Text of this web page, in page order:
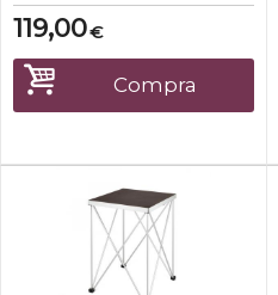
alluminio.Caratteristiche-
dimensione 50x50 cm-
Altezza 100cm-Ripiano in
Multistrato di betulla-teste di
appoggio in nylon;-tubi
portanti in alluminio
€
119,00
Compra